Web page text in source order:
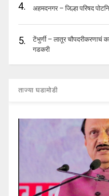
4. अहमदनगर – जिल्हा परिषद
5.
टेंभुर्णी – लातूर चौपदरीकरणाचं
गडकरी
ताज्या घडामोडी